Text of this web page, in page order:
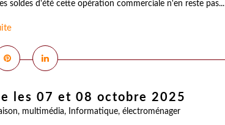
soldes d'été cette opération commerciale n'en reste pas...
les 07 et 08 octobre 2025
, multimédia, Informatique, électroménager